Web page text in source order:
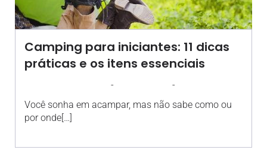
Camping para iniciantes: 11 dicas
práticas e os itens essenciais
- -
Você sonha em acampar, mas não sabe como ou
por onde[…]